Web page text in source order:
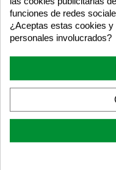
funciones de redes
¿Aceptas estas cookies
personales involucrados?